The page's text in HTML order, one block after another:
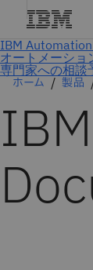
専門家への相談
ホーム 製品